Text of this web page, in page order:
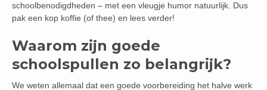
schoolbenodigdheden – met een vleugje humor natuurlijk. Dus
pak een kop koffie (of thee) en lees verder!
Waarom zijn goede
schoolspullen zo belangrijk?
We weten allemaal dat een goede voorbereiding het halve werk